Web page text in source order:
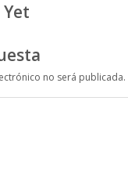
no será publicada.